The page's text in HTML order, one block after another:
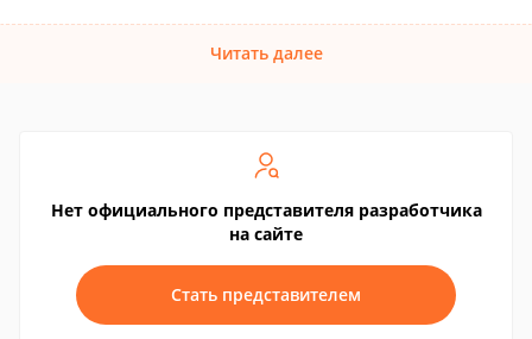
Читать далее
Нет официального представителя разработчика
на сайте
Стать представителем